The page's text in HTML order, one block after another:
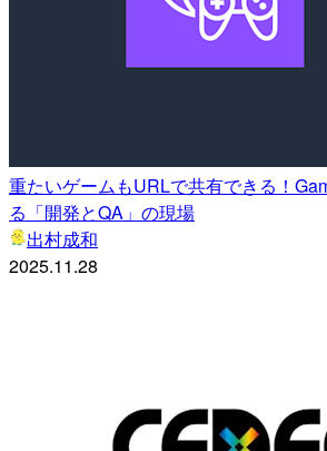
重たいゲームもURLで共有できる！
る「開発とQA」の現場
出村成和
2025.11.28